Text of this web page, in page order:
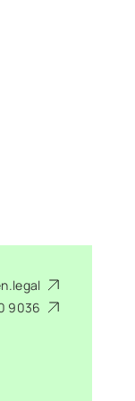
9036